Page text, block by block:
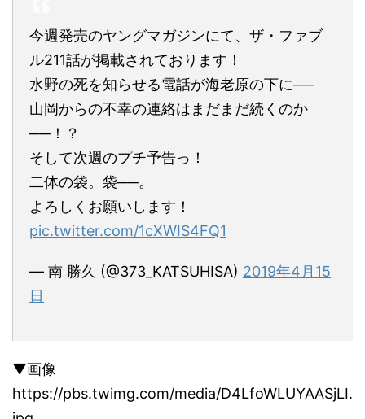
今週発売のヤングマガジンにて、ザ・ファブ
ル211話が掲載されております！
水野の死を知らせる電話が海老原の下に──
山岡からの不幸の連絡はまだまだ続くのか
──！？
そして次週のプチ予告っ！
二体の袋。袋──。
よろしくお願いします！
pic.twitter.com/1cXWIS4FQ1
— 南 勝久 (@373_KATSUHISA) 2019年4月15
日
▼画像
https://pbs.twimg.com/media/D4LfoWLUYAASjLI.